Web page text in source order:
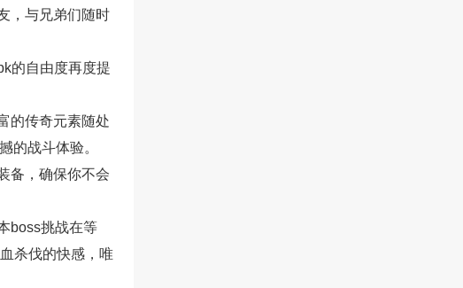
，与兄弟们随时
的自由度再度提
的传奇元素随处
的战斗体验。
备，确保你不会
boss挑战在等
杀伐的快感，唯